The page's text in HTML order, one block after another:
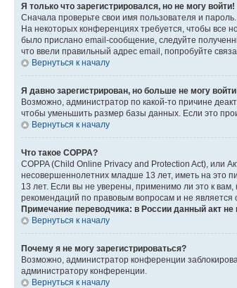
Я только что зарегистрировался, но не могу войти!
Сначала проверьте свои имя пользователя и
На некоторых конференциях требуется, чтобы все
было прислано email-сообщение, следуйте
что ввели правильный адрес email, попробуйте
Вернуться к началу
Я давно зарегистрирован, но больше не могу
Возможно, администратор по какой-то причине
чтобы уменьшить размер базы данных. Если это
Вернуться к началу
Что такое COPPA?
COPPA (Child Online Privacy and Protection Act), или
несовершеннолетних младше 13 лет, иметь на это
13 лет. Если вы не уверены, применимо ли это к
рекомендаций по правовым вопросам и не
Примечание переводчика: в России данный акт
Вернуться к началу
Почему я не могу зарегистрироваться?
Возможно, администратор конференции
администратору конференции.
Вернуться к началу